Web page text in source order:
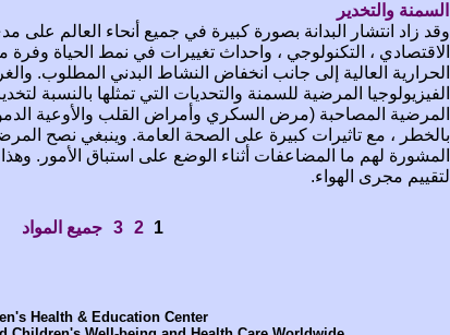
السمنة والتخدير
وقد زاد انتشار البدانة بصورة كبيرة في جميع أنحاء العالم على
الاقتصادي ، التكنولوجي ، واحداث تغييرات في نمط الحياة
الحرارية العالية إلى جانب انخفاض النشاط البدني المطلوب.
الفيزيولوجيا المرضية للسمنة والتحديات التي تمثلها بالنسبة
المرضية المصاحبة (مرض السكري وأمراض القلب والأوعية
بالخطر ، مع تاثيرات كبيرة على الصحة العامة. وينبغي نصح
المشورة لهم ما المضاعفات أثناء الوضع على استباق الأمور.
لتقييم مجرى الهواء.
1
2
3 جميع المواد
Health & Education Center